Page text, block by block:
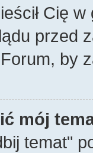
Cię
przed
by
mój
temat"